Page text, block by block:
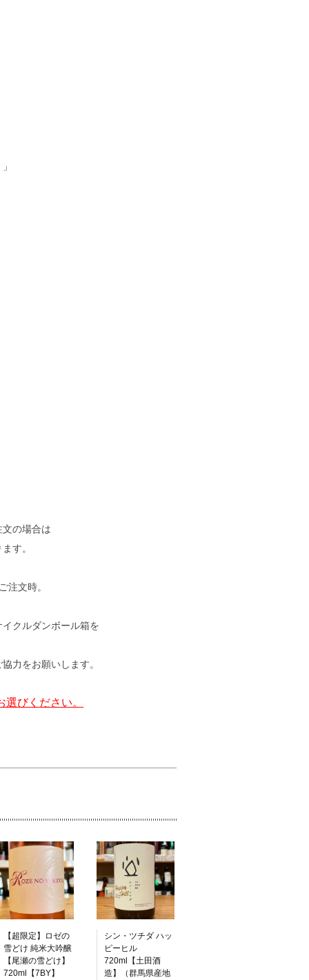
の場合は
す。
注文時。
クルダンボール箱を
力をお願いします。
びください。
【超限定】ロゼの
雪どけ 純米大吟醸
【尾瀬の雪どけ】
720ml【7BY】
シン・ツチダ ハッ
ピーヒル
720ml【土田酒
造】（群馬県産地